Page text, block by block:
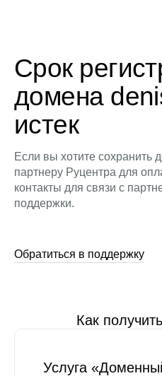
Срок
домена
истек
Если вы хотите сохранить
партнеру Руцентра для
контакты для связи с
поддержки.
Обратиться в поддержку
Как
Услуга